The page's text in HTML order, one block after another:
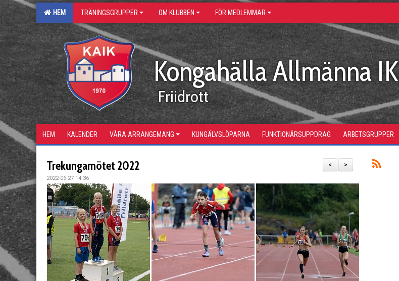
HEM TRÄNINGSGRUPPER OM KLUBBEN FÖR MEDLEMMAR
Kongahälla Allmänna IK
Friidrott
HEM KALENDER VÅRA ARRANGEMANG KUNGÄLVSLÖPARNA FUNKTIONÄRSUPPDRAG ARBETSGRUPPER
>
<
Trekungamötet 2022
2022-06-27 14:36